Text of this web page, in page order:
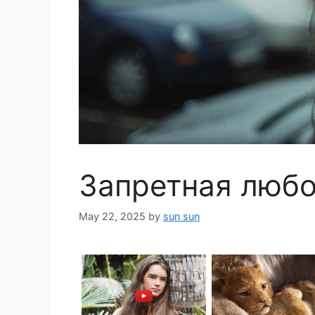
Запретная
May 22, 2025 by sun sun